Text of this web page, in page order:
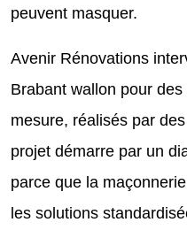
peuvent masquer.
Avenir Rénovations
Brabant wallon pour
mesure, réalisés par
projet démarre par un
parce que la
les solutions